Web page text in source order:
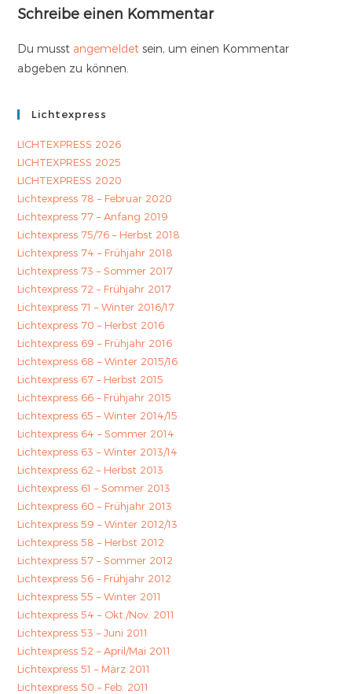
Schreibe einen Kommentar
Du musst angemeldet sein, um einen Kommentar
abgeben zu können.
Lichtexpress
LICHTEXPRESS 2026
LICHTEXPRESS 2025
LICHTEXPRESS 2020
Lichtexpress 78 – Februar 2020
Lichtexpress 77 – Anfang 2019
Lichtexpress 75/76 – Herbst 2018
Lichtexpress 74 – Frühjahr 2018
Lichtexpress 73 – Sommer 2017
Lichtexpress 72 – Frühjahr 2017
Lichtexpress 71 – Winter 2016/17
Lichtexpress 70 – Herbst 2016
Lichtexpress 69 – Frühjahr 2016
Lichtexpress 68 – Winter 2015/16
Lichtexpress 67 – Herbst 2015
Lichtexpress 66 – Frühjahr 2015
Lichtexpress 65 – Winter 2014/15
Lichtexpress 64 – Sommer 2014
Lichtexpress 63 – Winter 2013/14
Lichtexpress 62 – Herbst 2013
Lichtexpress 61 – Sommer 2013
Lichtexpress 60 – Frühjahr 2013
Lichtexpress 59 – Winter 2012/13
Lichtexpress 58 – Herbst 2012
Lichtexpress 57 – Sommer 2012
Lichtexpress 56 – Frühjahr 2012
Lichtexpress 55 – Winter 2011
Lichtexpress 54 – Okt./Nov. 2011
Lichtexpress 53 – Juni 2011
Lichtexpress 52 – April/Mai 2011
Lichtexpress 51 – März 2011
Lichtexpress 50 – Feb. 2011